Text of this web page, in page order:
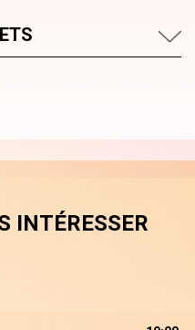
INTÉRESSER